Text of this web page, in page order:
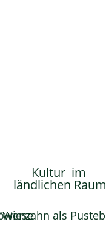
Kultur im
ländlichen Raum